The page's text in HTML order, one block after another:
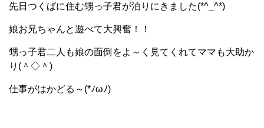
先日つくばに住む甥っ子君が泊りにきました(*^_^*)
娘お兄ちゃんと遊べて大興奮！！
甥っ子君二人も娘の面倒をよ～く見てくれてママも大助か
り(＾◇＾)
仕事がはかどる～(*ﾉωﾉ)